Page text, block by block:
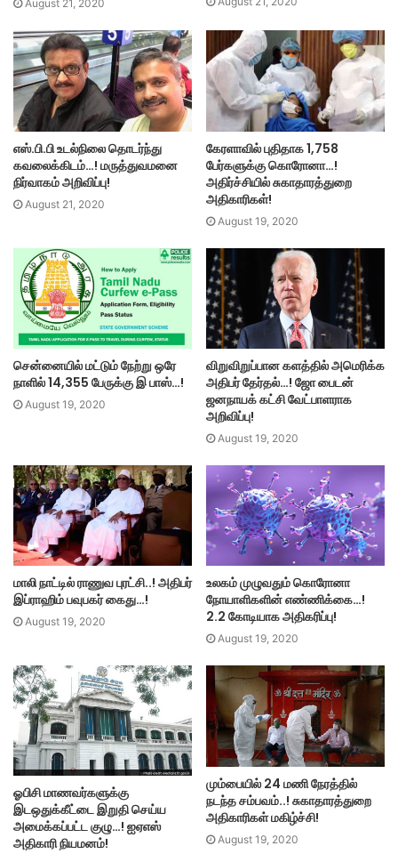
August 21, 2020
எஸ்.பி.பி உடல்நிலை தொடர்ந்து
கவலைக்கிடம்…! மருத்துவமனை
நிர்வாகம் அறிவிப்பு!
August 21, 2020
கேரளாவில் புதிதாக 1,758
பேர்களுக்கு கொரோனா…!
அதிர்ச்சியில் சுகாதாரத்துறை
அதிகாரிகள்!
August 19, 2020
சென்னையில் மட்டும் நேற்று ஒரே
நாளில் 14,355 பேருக்கு இ பாஸ்…!
August 19, 2020
விறுவிறுப்பான களத்தில் அமெரிக்க
அதிபர் தேர்தல்…! ஜோ பைடன்
ஜனநாயக் கட்சி வேட்பாளராக
அறிவிப்பு!
August 19, 2020
மாலி நாட்டில் ராணுவ புரட்சி..! அதிபர்
இப்ராஹிம் பவுபகர் கைது…!
August 19, 2020
உலகம் முழுவதும் கொரோனா
நோயாளிகளின் எண்ணிக்கை…!
2.2 கோடியாக அதிகரிப்பு!
August 19, 2020
ஓபிசி மாணவர்களுக்கு
இடஒதுக்கீட்டை இறுதி செய்ய
அமைக்கப்பட்ட குழு…! ஐஏஎஸ்
அதிகாரி நியமனம்!
மும்பையில் 24 மணி நேரத்தில்
நடந்த சம்பவம்..! சுகாதாரத்துறை
அதிகாரிகள் மகிழ்ச்சி!
August 19, 2020